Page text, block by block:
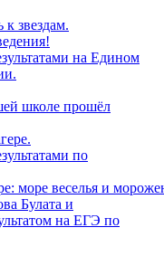
к звездам.
на Едином
школе прошёл
по
море веселья и
Булата и
на ЕГЭ по